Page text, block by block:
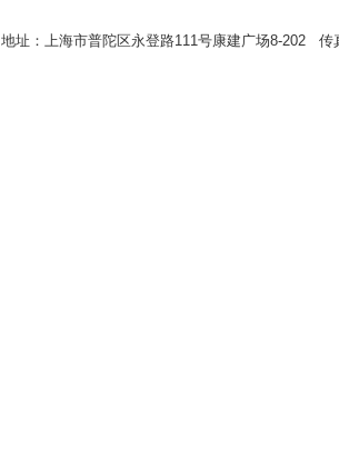
地址：上海市普陀区永登路111号康建广场8-202